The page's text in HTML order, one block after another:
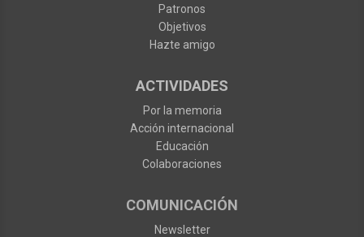
Patronos
Objetivos
Hazte amigo
ACTIVIDADES
Por la memoria
Acción internacional
Educación
Colaboraciones
COMUNICACIÓN
Newsletter